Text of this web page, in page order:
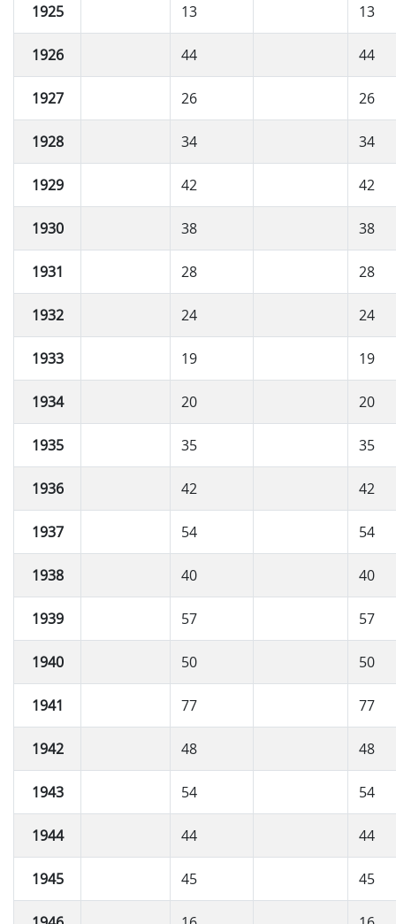
1925 13 13
1926 44 44
1927 26 26
1928 34 34
1929 42 42
1930 38 38
1931 28 28
1932 24 24
1933 19 19
1934 20 20
1935 35 35
1936 42 42
1937 54 54
1938 40 40
1939 57 57
1940 50 50
1941 77 77
1942 48 48
1943 54 54
1944 44 44
1945 45 45